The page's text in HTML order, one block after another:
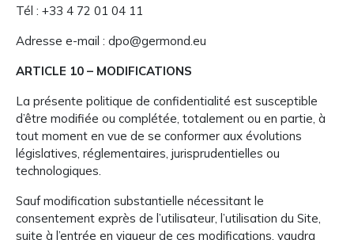
Tél : +33 4 72 01 04 11
Adresse e-mail : dpo@germond.eu
ARTICLE 10 – MODIFICATIONS
La présente politique de confidentialité est susceptible
d’être modifiée ou complétée, totalement ou en partie, à
tout moment en vue de se conformer aux évolutions
législatives, réglementaires, jurisprudentielles ou
technologiques.
Sauf modification substantielle nécessitant le
consentement exprès de l’utilisateur, l’utilisation du Site,
suite à l’entrée en vigueur de ces modifications, vaudra